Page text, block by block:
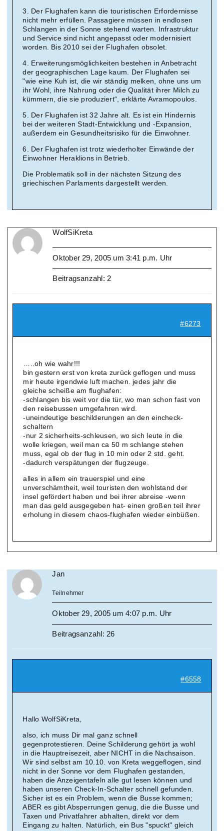
3. Der Flughafen kann die touristischen Erfordernisse
nicht mehr erfüllen. Passagiere müssen in endlosen
Schlangen in der Sonne stehend warten. Infrastruktur
und Service sind nicht angepasst oder modernisiert
worden. Bis 2010 sei der Flughafen obsolet.
4. Erweiterungsmöglichkeiten bestehen in Anbetracht
der geographischen Lage kaum. Der Flughafen sei
"wie eine Kuh ist, die wir ständig melken, ohne uns um
ihr Wohl, ihre Nahrung oder die Qualität ihrer Milch zu
kümmern, die sie produziert“, erklärte Avramopoulos.
5. Der Flughafen ist 32 Jahre alt. Es ist ein Hindernis
bei der weiteren Stadt-Entwicklung und -Expansion,
außerdem ein Gesundheitsrisiko für die Einwohner.
6. Der Flughafen ist trotz wiederholter Einwände der
Einwohner Heraklions in Betrieb.
Die Problematik soll in der nächsten Sitzung des
griechischen Parlaments dargestellt werden.
WolfSiKreta
Oktober 29, 2005 um 3:41 p.m. Uhr
Beitragsanzahl: 2
#6273
…..oh wie wahr!!!
bin gestern erst von kreta zurück geflogen und muss
mir heute irgendwie luft machen. jedes jahr die
gleiche scheiße am flughafen:
-schlangen bis weit vor die tür, wo man schon fast von
den reisebussen umgefahren wird.
-uneindeutige beschilderungen an den eincheck-
schaltern
-nur 2 sicherheits-schleusen, wo sich leute in die
wolle kriegen, weil man ca 50 m schlange stehen
muss, egal ob der flug in 10 min oder 2 std. geht.
-dadurch verspätungen der flugzeuge.
alles in allem ein trauerspiel und eine
unverschämtheit, weil touristen den wohlstand der
insel gefördert haben und bei ihrer abreise -wenn
man das geld ausgegeben hat- einen großen teil ihrer
erholung in diesem chaos-flughafen wieder einbüßen.
Jan
Teilnehmer
Oktober 29, 2005 um 4:07 p.m. Uhr
Beitragsanzahl: 26
#6558
Hallo WolfSiKreta,
also, ich muss Dir mal ganz schnell
gegenprotestieren. Deine Schilderung gehört ja wohl
in die Hauptreisezeit, aber NICHT in die Nachsaison.
Wir sind selbst am 10.10. von Kreta weggeflogen, sind
nicht in der Sonne vor dem Flughafen gestanden,
haben die Anzeigentafeln alle gut lesen können und
haben unseren Check-In-Schalter schnell gefunden.
Sicher ist es ein Problem, wenn die Busse kommen;
ABER es gibt Absperrungen genug, die die Busse und
Taxen und Privatfahrer abhalten, direkt vor dem
Eingang zu halten. Natürlich, ein Bus "spuckt" gleich